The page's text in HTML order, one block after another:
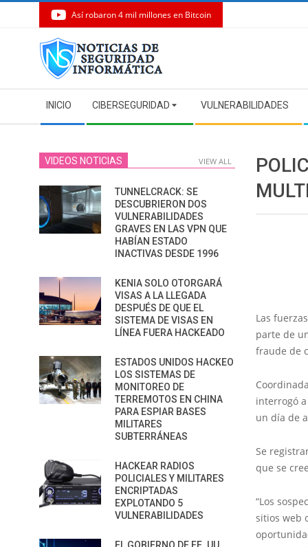
Así robaron 4 mil millones en Bitcoin
Navigation
Menu
INICIO CIBERSEGURIDAD VULNERABILIDADES
Las
parte de
fraude de
interrogó
un día de
Se
que se
“Los
sitios web
VIDEOS NOTICIAS VIEW ALL
TUNNELCRACK: SE
DESCUBRIERON DOS
VULNERABILIDADES
GRAVES EN LAS VPN QUE
HABÍAN ESTADO
INACTIVAS DESDE 1996
KENIA SOLO OTORGARÁ
VISAS A LA LLEGADA
DESPUÉS DE QUE EL
SISTEMA DE VISAS EN
LÍNEA FUERA HACKEADO
ESTADOS UNIDOS HACKEO
LOS SISTEMAS DE
MONITOREO DE
TERREMOTOS EN CHINA
PARA ESPIAR BASES
MILITARES
SUBTERRÁNEAS
HACKEAR RADIOS
POLICIALES Y MILITARES
ENCRIPTADAS
EXPLOTANDO 5
VULNERABILIDADES